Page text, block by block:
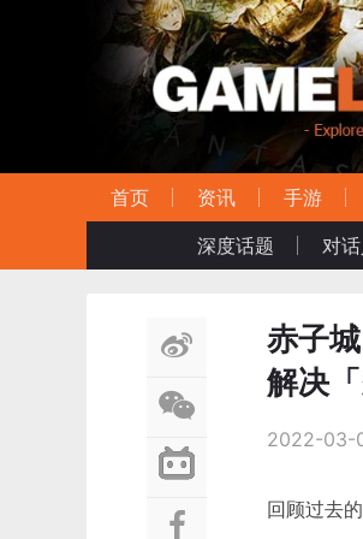
首页 资讯 手游
深度话题
对
赤子
解决
2022-03-
回顾过去